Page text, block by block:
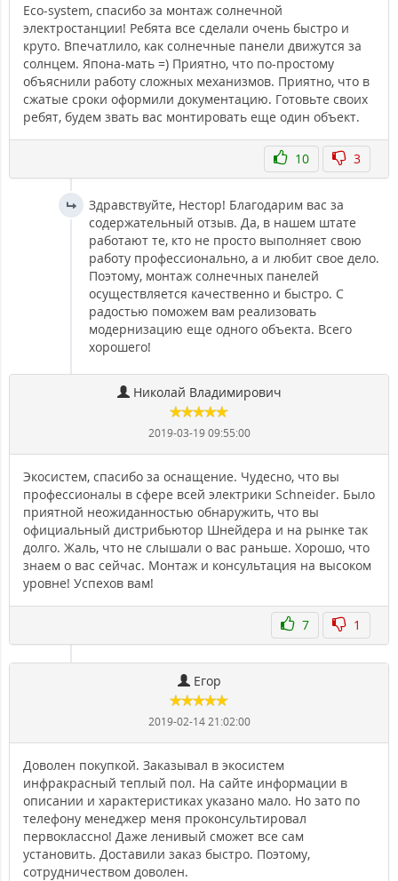
Eco-system, спасибо за монтаж солнечной
электростанции! Ребята все сделали очень быстро и
круто. Впечатлило, как солнечные панели движутся за
солнцем. Япона-мать =) Приятно, что по-простому
объяснили работу сложных механизмов. Приятно, что в
сжатые сроки оформили документацию. Готовьте своих
ребят, будем звать вас монтировать еще один объект.
10 3
Здравствуйте, Нестор! Благодарим вас за
содержательный отзыв. Да, в нашем штате
работают те, кто не просто выполняет свою
работу профессионально, а и любит свое дело.
Поэтому, монтаж солнечных панелей
осуществляется качественно и быстро. С
радостью поможем вам реализовать
модернизацию еще одного объекта. Всего
хорошего!
Николай Владимирович
2019-03-19 09:55:00
Экосистем, спасибо за оснащение. Чудесно, что вы
профессионалы в сфере всей электрики Schneider. Было
приятной неожиданностью обнаружить, что вы
официальный дистрибьютор Шнейдера и на рынке так
долго. Жаль, что не слышали о вас раньше. Хорошо, что
знаем о вас сейчас. Монтаж и консультация на высоком
уровне! Успехов вам!
7 1
Егор
2019-02-14 21:02:00
Доволен покупкой. Заказывал в экосистем
инфракрасный теплый пол. На сайте информации в
описании и характеристиках указано мало. Но зато по
телефону менеджер меня проконсультировал
первоклассно! Даже ленивый сможет все сам
установить. Доставили заказ быстро. Поэтому,
сотрудничеством доволен.